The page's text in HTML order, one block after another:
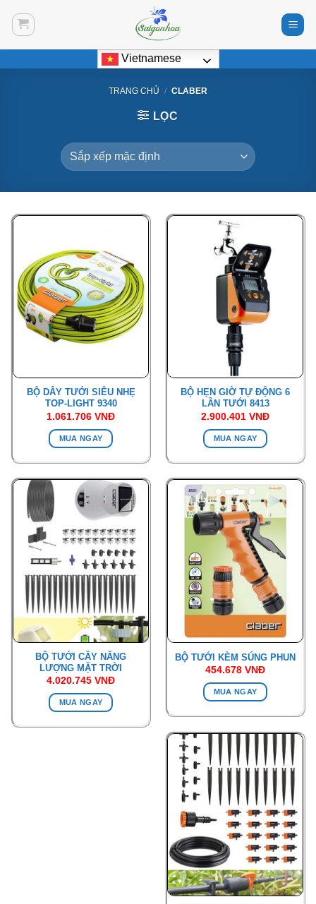
Vietnamese
TRANG CHỦ / CLABER
LỌC
BỘ DÂY TƯỚI SIÊU NHẸ
TOP-LIGHT 9340
1.061.706 VNĐ
MUA NGAY
BỘ HẸN GIỜ TỰ ĐỘNG 6
LẦN TƯỚI 8413
2.900.401 VNĐ
MUA NGAY
BỘ TƯỚI CÂY NĂNG
LƯỢNG MẶT TRỜI
4.020.745 VNĐ
MUA NGAY
BỘ TƯỚI KÈM SÚNG PHUN
454.678 VNĐ
MUA NGAY